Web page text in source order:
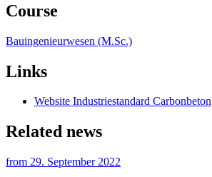
Course
Bauingenieurwesen (M.Sc.)
Links
Website Industriestandard Carbonbeton
Related news
from 29. September 2022